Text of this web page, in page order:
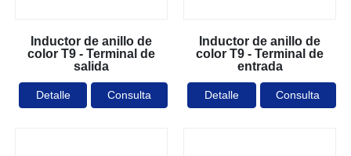
Inductor de anillo de
color T9 - Terminal de
salida
Detalle Consulta
Inductor de anillo de
color T9 - Terminal de
entrada
Detalle Consulta